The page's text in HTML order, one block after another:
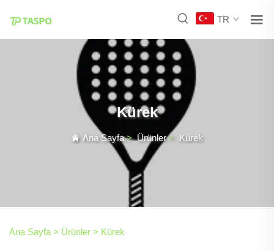
TR
Kürek
Ana Sayfa>Ürünler> Kürek
Ana Sayfa > Ürünler > Kürek